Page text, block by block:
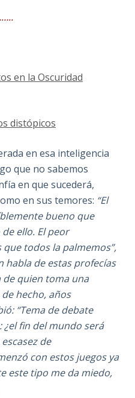
en la Oscuridad
distópicos
en esa inteligencia
que no sabemos
en que sucederá,
en sus temores: “El
bueno que
ello. El peor
todos la palmemos”,
habla de estas profecías
de quien toma una
hecho, años
“Tema de debate
fin del mundo será
de
con estos juegos ya
este tipo me da miedo,